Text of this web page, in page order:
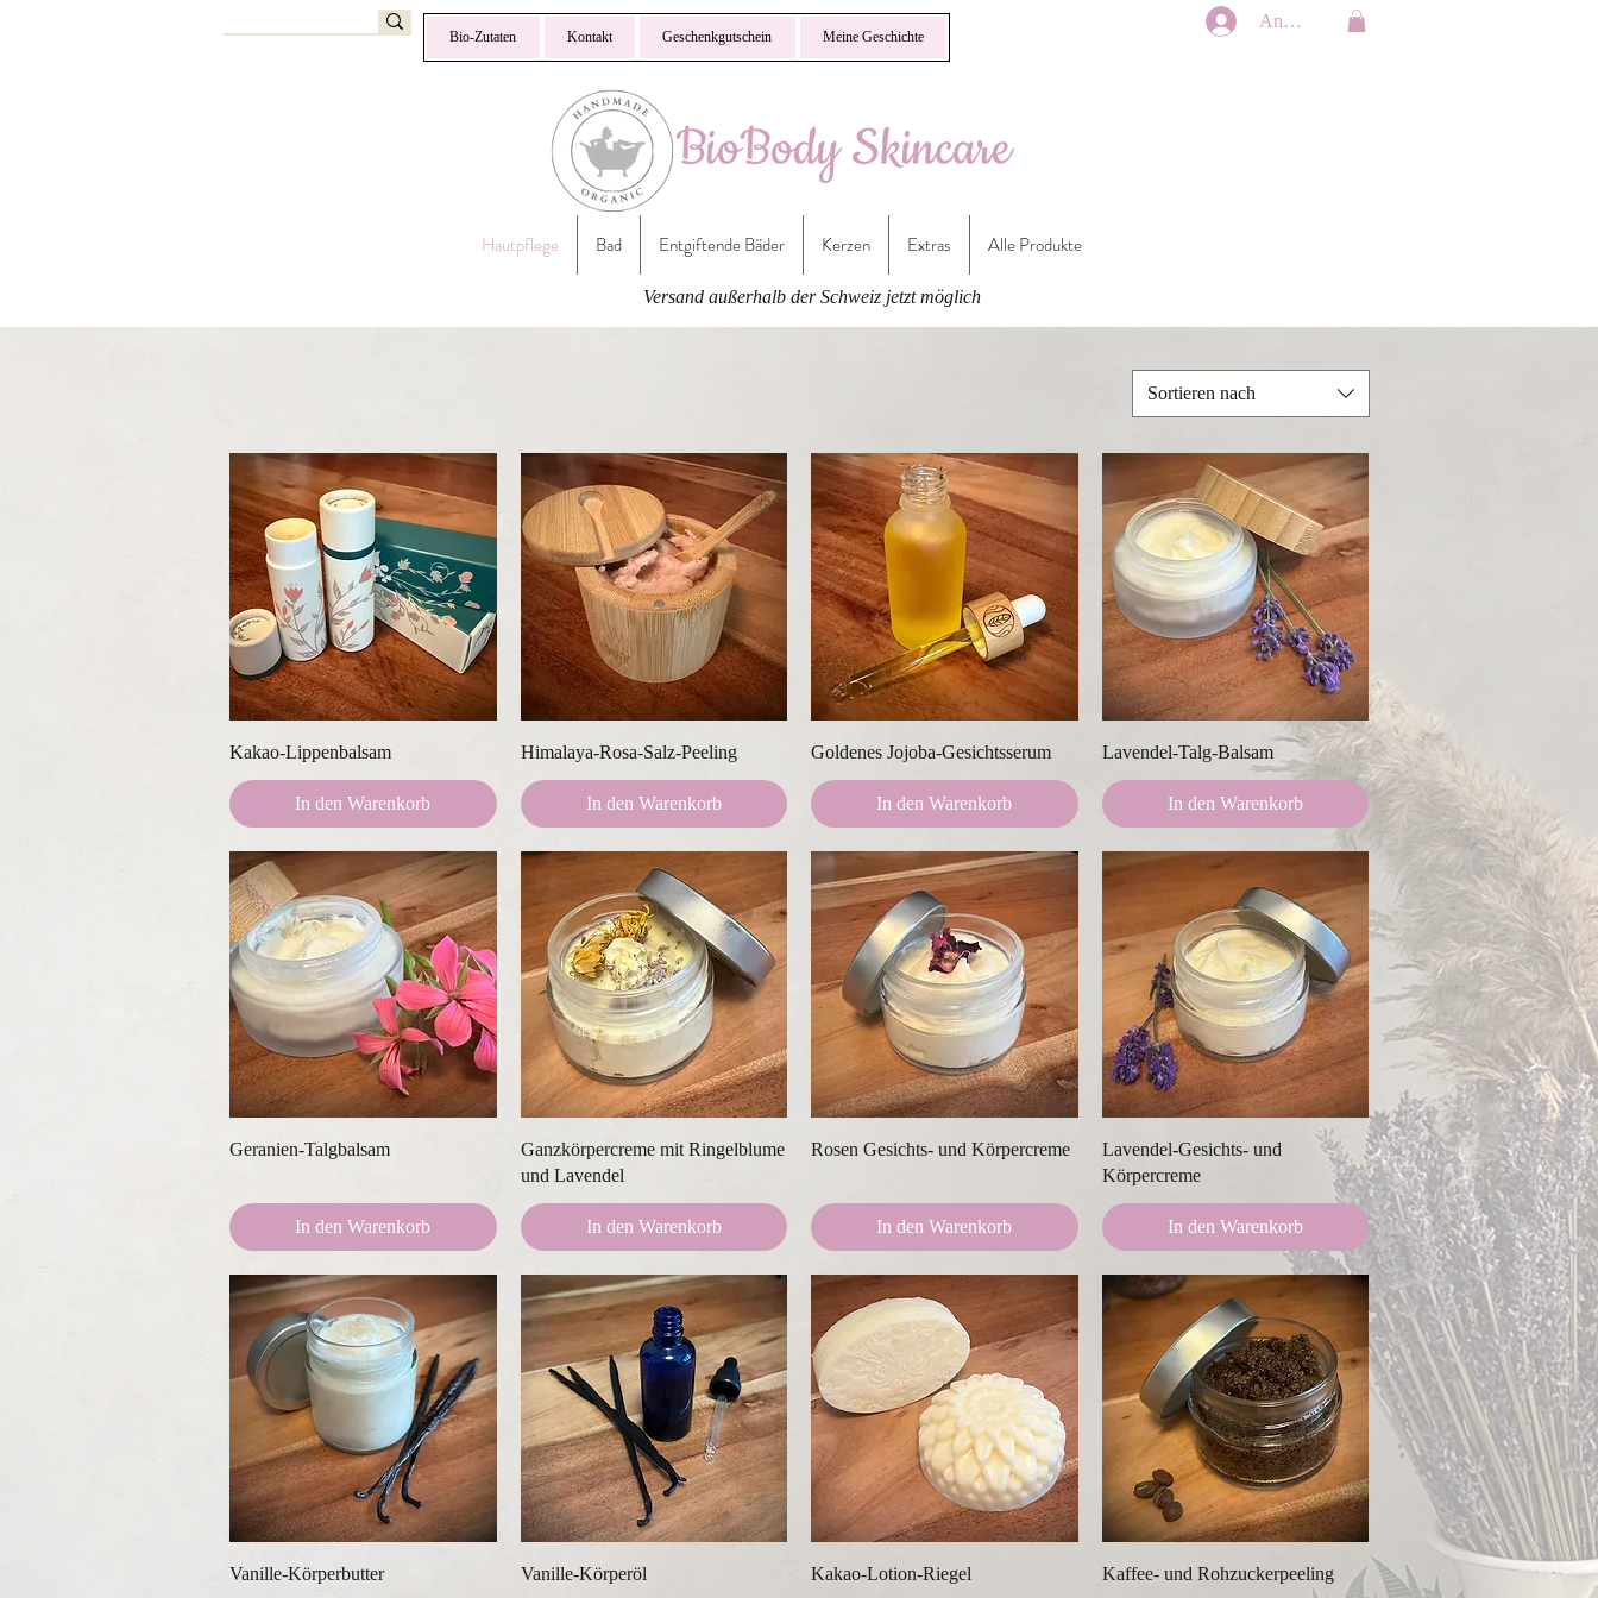
Bio-Zutaten Kontakt Geschenkgutschein Meine Geschichte
Anmelden
Hautpflege Bad Entgiftende Bäder Kerzen Extras Alle Produkte
Versand außerhalb der Schweiz jetzt möglich
Sortieren nach
Schnellansicht
Kakao-Lippenbalsam
In den Warenkorb
Schnellansicht
Himalaya-Rosa-Salz-Peeling
In den Warenkorb
Schnellansicht
Goldenes Jojoba-Gesichtsserum
In den Warenkorb
Schnellansicht
Lavendel-Talg-Balsam
In den Warenkorb
Schnellansicht
Geranien-Talgbalsam
In den Warenkorb
Schnellansicht
Ganzkörpercreme mit Ringelblume
und Lavendel
In den Warenkorb
Schnellansicht
Rosen Gesichts- und Körpercreme
In den Warenkorb
Schnellansicht
Lavendel-Gesichts- und
Körpercreme
In den Warenkorb
Schnellansicht
Vanille-Körperbutter Schnellansicht
Vanille-Körperöl Schnellansicht
Kakao-Lotion-Riegel Schnellansicht
Kaffee- und Rohzuckerpeeling